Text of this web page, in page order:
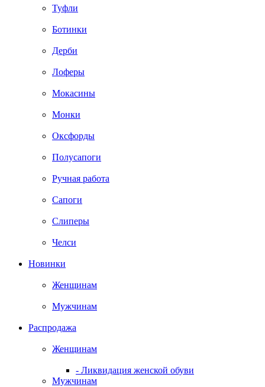
Туфли
Ботинки
Дерби
Лоферы
Мокасины
Монки
Оксфорды
Полусапоги
Ручная работа
Сапоги
Слиперы
Челси
Новинки
Женщинам
Мужчинам
Распродажа
Женщинам
- Ликвидация женской обуви
Мужчинам